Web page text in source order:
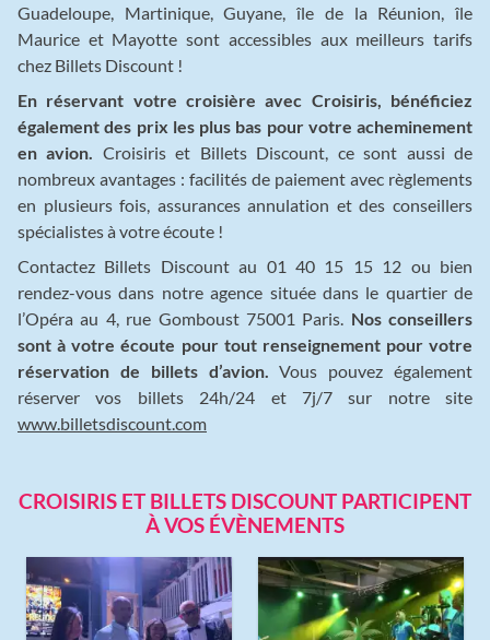
Guadeloupe, Martinique, Guyane, île de la Réunion, île
Maurice et Mayotte sont accessibles aux meilleurs tarifs
chez Billets Discount !
En réservant votre croisière avec Croisiris, bénéficiez
également des prix les plus bas pour votre acheminement
en avion.
Croisiris et Billets Discount, ce sont aussi de
nombreux avantages : facilités de paiement avec règlements
en plusieurs fois, assurances annulation et des conseillers
spécialistes à votre écoute !
Contactez Billets Discount au 01 40 15 15 12 ou bien
rendez-vous dans notre agence située dans le quartier de
l’Opéra au 4, rue Gomboust 75001 Paris. Nos conseillers
sont à votre écoute pour tout renseignement pour votre
réservation de billets d’avion.
Vous pouvez également
réserver vos billets 24h/24 et 7j/7 sur notre site
www.billetsdiscount.com
CROISIRIS ET BILLETS DISCOUNT PARTICIPENT
À VOS ÉVÈNEMENTS